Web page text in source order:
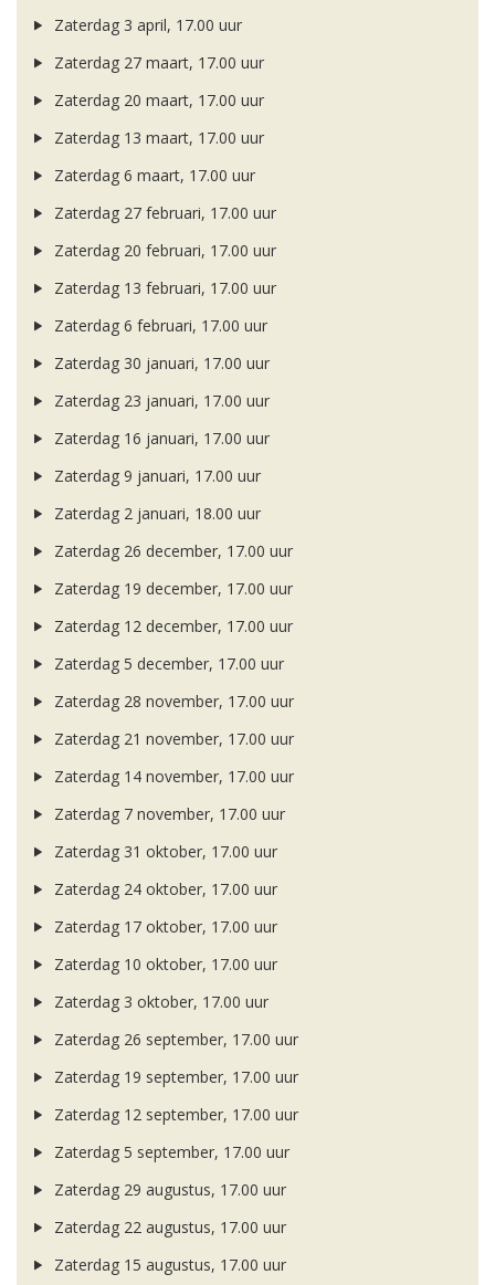
Zaterdag 3 april, 17.00 uur
Zaterdag 27 maart, 17.00 uur
Zaterdag 20 maart, 17.00 uur
Zaterdag 13 maart, 17.00 uur
Zaterdag 6 maart, 17.00 uur
Zaterdag 27 februari, 17.00 uur
Zaterdag 20 februari, 17.00 uur
Zaterdag 13 februari, 17.00 uur
Zaterdag 6 februari, 17.00 uur
Zaterdag 30 januari, 17.00 uur
Zaterdag 23 januari, 17.00 uur
Zaterdag 16 januari, 17.00 uur
Zaterdag 9 januari, 17.00 uur
Zaterdag 2 januari, 18.00 uur
Zaterdag 26 december, 17.00 uur
Zaterdag 19 december, 17.00 uur
Zaterdag 12 december, 17.00 uur
Zaterdag 5 december, 17.00 uur
Zaterdag 28 november, 17.00 uur
Zaterdag 21 november, 17.00 uur
Zaterdag 14 november, 17.00 uur
Zaterdag 7 november, 17.00 uur
Zaterdag 31 oktober, 17.00 uur
Zaterdag 24 oktober, 17.00 uur
Zaterdag 17 oktober, 17.00 uur
Zaterdag 10 oktober, 17.00 uur
Zaterdag 3 oktober, 17.00 uur
Zaterdag 26 september, 17.00 uur
Zaterdag 19 september, 17.00 uur
Zaterdag 12 september, 17.00 uur
Zaterdag 5 september, 17.00 uur
Zaterdag 29 augustus, 17.00 uur
Zaterdag 22 augustus, 17.00 uur
Zaterdag 15 augustus, 17.00 uur